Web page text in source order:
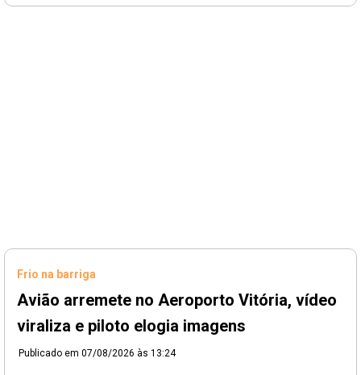
Frio na barriga
Avião arremete no Aeroporto Vitória, vídeo
viraliza e piloto elogia imagens
Publicado em 07/08/2026 às 13:24